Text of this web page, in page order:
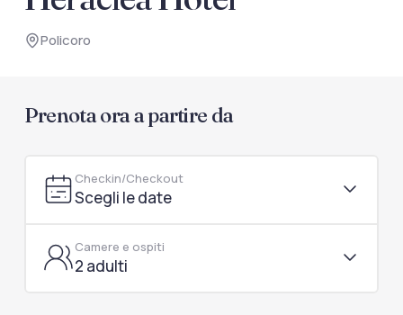
documenti di viaggio.
Policoro
Prenota ora a partire da
Checkin/Checkout
Scegli le date
Camere e ospiti
2 adulti